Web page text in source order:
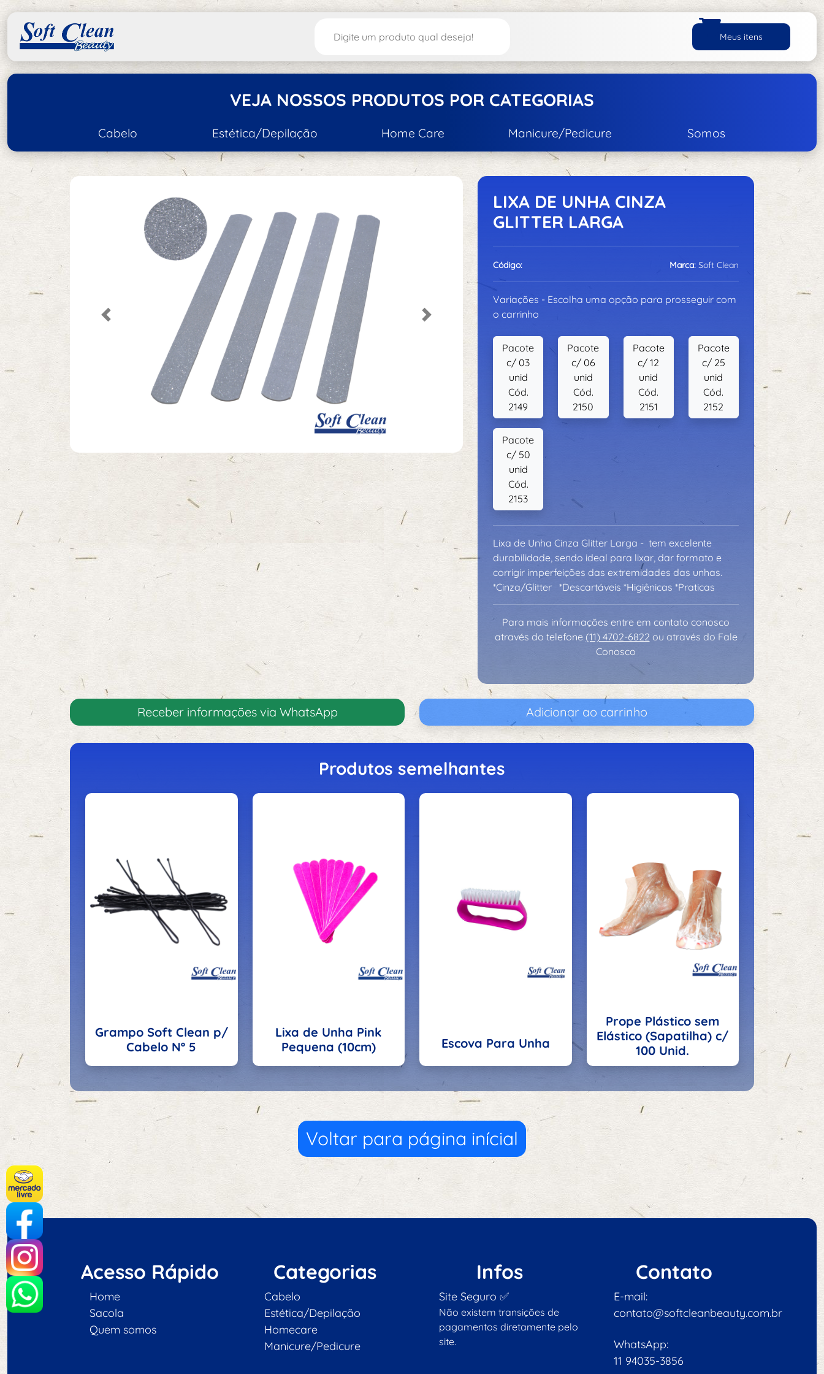
Meus itens
VEJA NOSSOS PRODUTOS POR CATEGORIAS
Cabelo
Acessórios de Cabelo
Escovas e Pentes
Estética/Depilação
Acessórios de Estética/Depilação
Home Care
Acessórios
Manicure/Pedicure
Unhas
Aço Inox
Secantes
Cremes
Somos
Previous Next
LIXA DE UNHA CINZA
GLITTER LARGA
Código: Marca: Soft Clean
Variações - Escolha uma opção para prosseguir com
o carrinho
Pacote
c/ 03
unid
Cód.
2149
Pacote
c/ 06
unid
Cód.
2150
Pacote
c/ 12
unid
Cód.
2151
Pacote
c/ 25
unid
Cód.
2152
Pacote
c/ 50
unid
Cód.
2153
Lixa de Unha Cinza Glitter Larga - tem excelente
durabilidade, sendo ideal para lixar, dar formato e
corrigir imperfeições das extremidades das unhas.
*Cinza/Glitter *Descartáveis *Higiênicas *Praticas
Para mais informações entre em contato conosco
através do telefone (11) 4702-6822 ou através do Fale
Conosco
Receber informações via WhatsApp Adicionar ao carrinho
Produtos semelhantes
Grampo Soft Clean p/
Cabelo Nº 5
Lixa de Unha Pink
Pequena (10cm)
Escova Para Unha
Prope Plástico sem
Elástico (Sapatilha) c/
100 Unid.
Voltar para página inícial
Acesso Rápido
Home
Sacola
Quem somos
Categorias
Cabelo
Estética/Depilação
Homecare
Manicure/Pedicure
Infos
Site Seguro ✅
Não existem transições de
pagamentos diretamente pelo
site.
Contato
E-mail:
contato@softcleanbeauty.com.br
WhatsApp:
11 94035-3856